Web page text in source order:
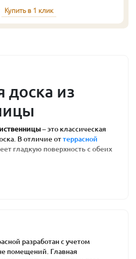
Купить в 1 клик
доска из
– это классическая
В отличие оттеррасной
гладкую поверхность с обеих
доски
разработан с учетом
помещений. Главная